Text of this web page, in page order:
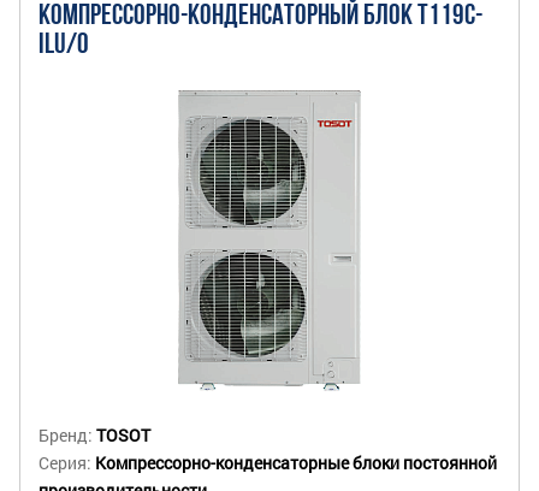
КОМПРЕССОРНО-КОНДЕНСАТОРНЫЙ БЛОК T119C-
ILU/O
Бренд: TOSOT
Серия: Компрессорно-конденсаторные блоки постоянной